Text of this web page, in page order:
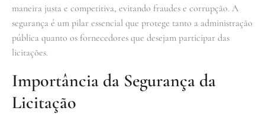
maneira justa e competitiva, evitando fraudes e corrupção. A
segurança é um pilar essencial que protege tanto a administração
pública quanto os fornecedores que desejam participar das
licitações.
Importância da Segurança da
Licitação